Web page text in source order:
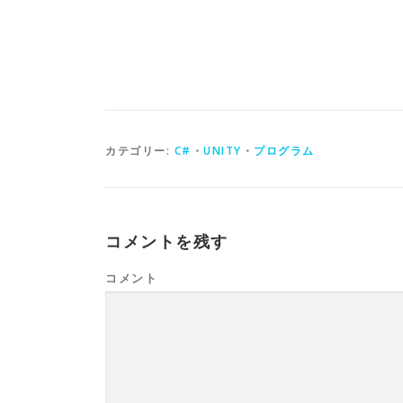
カテゴリー: C# ・ UNITY ・ プログラム
コメントを残す
コメント